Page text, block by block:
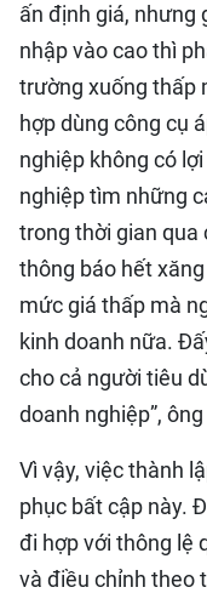
ấn định giá, nhưng
nhập vào cao thì
trường xuống thấp
hợp dùng công cụ
nghiệp không có
nghiệp tìm những
trong thời gian qua
thông báo hết
mức giá thấp mà
kinh doanh nữa.
cho cả người tiêu
doanh nghiệp”,
Vì vậy, việc thành
phục bất cập này.
đi hợp với thông lệ
và điều chỉnh theo